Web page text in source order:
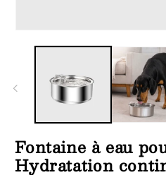
une
Fontaine à eau
Hydratation